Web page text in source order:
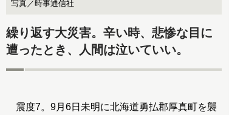
写真／時事通信社
繰り返す大災害。辛い時、悲惨な目に
遭ったとき、人間は泣いていい。
震度7。9月6日未明に北海道勇払郡厚真町を襲